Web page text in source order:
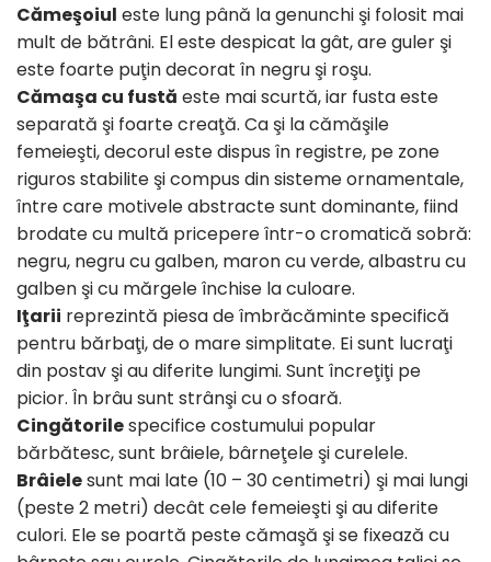
Cămeşoiul este lung până la genunchi şi folosit mai
mult de bătrâni. El este despicat la gât, are guler şi
este foarte puţin decorat în negru şi roşu.
Cămaşa cu fustă este mai scurtă, iar fusta este
separată şi foarte creaţă. Ca şi la cămăşile
femeieşti, decorul este dispus în registre, pe zone
riguros stabilite şi compus din sisteme ornamentale,
între care motivele abstracte sunt dominante, fiind
brodate cu multă pricepere într-o cromatică sobră:
negru, negru cu galben, maron cu verde, albastru cu
galben şi cu mărgele închise la culoare.
Iţarii reprezintă piesa de îmbrăcăminte specifică
pentru bărbaţi, de o mare simplitate. Ei sunt lucraţi
din postav şi au diferite lungimi. Sunt încreţiţi pe
picior. În brâu sunt strânşi cu o sfoară.
Cingătorilespecifice costumului popular
bărbătesc, sunt brâiele, bârneţele şi curelele.
Brâielesunt mai late (10 – 30 centimetri) şi mai lungi
(peste 2 metri) decât cele femeieşti şi au diferite
culori. Ele se poartă peste cămaşă şi se fixează cu